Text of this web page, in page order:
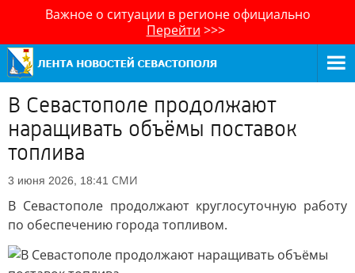
Важное о ситуации в регионе официально
Перейти >>>
В Севастополе продолжают
наращивать объёмы поставок
топлива
3 июня 2026, 18:41 СМИ
В Севастополе продолжают круглосуточную работу
по обеспечению города топливом.